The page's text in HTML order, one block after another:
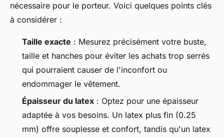
nécessaire pour le porteur. Voici quelques points clés
à considérer :
Taille exacte : Mesurez précisément votre buste,
taille et hanches pour éviter les achats trop serrés
qui pourraient causer de l'inconfort ou
endommager le vêtement.
Épaisseur du latex : Optez pour une épaisseur
adaptée à vos besoins. Un latex plus fin (0.25
mm) offre souplesse et confort, tandis qu'un latex